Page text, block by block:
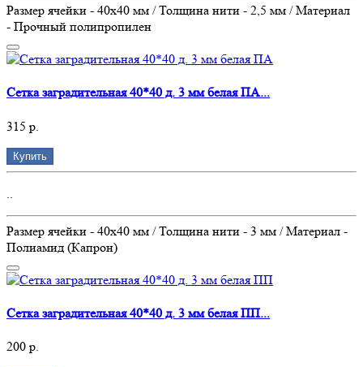
Размер ячейки - 40х40 мм / Толщина нити - 2,5 мм / Материал
- Прочный полипропилен
Сетка заградительная 40*40 д. 3 мм белая ПА...
315 р.
Купить
Размер ячейки - 40х40 мм / Толщина нити - 3 мм / Материал -
Полиамид (Капрон)
Сетка заградительная 40*40 д. 3 мм белая ПП...
200 р.